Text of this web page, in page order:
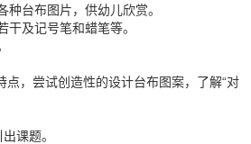
台布图片，供幼儿欣赏。
及记号笔和蜡笔等。
，尝试创造性的设计台布图案，了解“对
课题。